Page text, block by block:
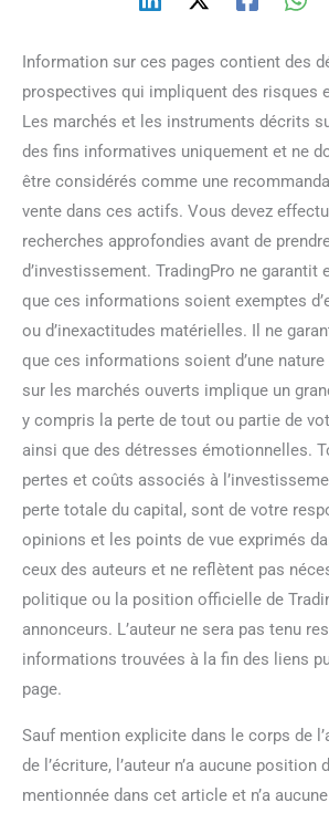
Information sur ces pages contient des
prospectives qui impliquent des risques
Les marchés et les instruments décrits
des fins informatives uniquement et ne
être considérés comme une
vente dans ces actifs. Vous devez
recherches approfondies avant de
d’investissement. TradingPro ne garantit
que ces informations soient exemptes
ou d’inexactitudes matérielles. Il ne
que ces informations soient d’une
sur les marchés ouverts implique un
y compris la perte de tout ou partie de
ainsi que des détresses émotionnelles.
pertes et coûts associés à
perte totale du capital, sont de votre
opinions et les points de vue exprimés
ceux des auteurs et ne reflètent pas
politique ou la position officielle de
annonceurs. L’auteur ne sera pas tenu
informations trouvées à la fin des liens
page.
Sauf mention explicite dans le corps de
de l’écriture, l’auteur n’a aucune position
mentionnée dans cet article et n’a